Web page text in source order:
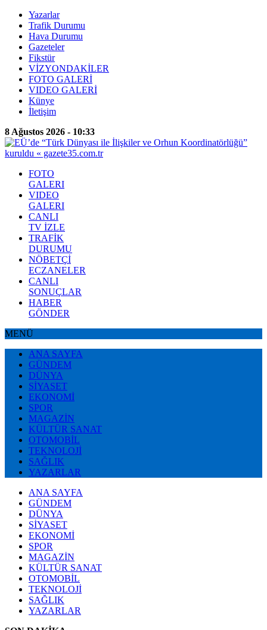
Yazarlar
Trafik Durumu
Hava Durumu
Gazeteler
Fikstür
VİZYONDAKİLER
FOTO GALERİ
VIDEO GALERİ
Künye
İletişim
8 Ağustos 2026 - 10:33
FOTO
GALERI
VIDEO
GALERI
CANLI
TV İZLE
TRAFİK
DURUMU
NÖBETÇİ
ECZANELER
CANLI
SONUÇLAR
HABER
GÖNDER
MENÜ
ANA SAYFA
GÜNDEM
DÜNYA
SİYASET
EKONOMİ
SPOR
MAGAZİN
KÜLTÜR SANAT
OTOMOBİL
TEKNOLOJİ
SAĞLIK
YAZARLAR
ANA SAYFA
GÜNDEM
DÜNYA
SİYASET
EKONOMİ
SPOR
MAGAZİN
KÜLTÜR SANAT
OTOMOBİL
TEKNOLOJİ
SAĞLIK
YAZARLAR